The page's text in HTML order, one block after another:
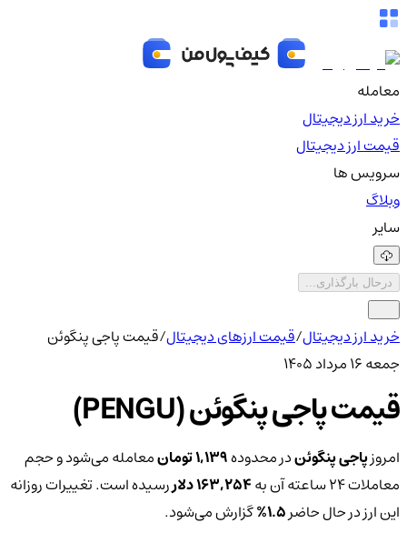
معامله
خرید ارز دیجیتال
قیمت ارز دیجیتال
سرویس ها
وبلاگ
سایر
درحال بارگذاری...
خرید ارز دیجیتال/قیمت ارزهای دیجیتال/قیمت پاجی پنگوئن
جمعه ۱۶ مرداد ۱۴۰۵
قیمت پاجی پنگوئن (PENGU)
امروزپاجی پنگوئندر محدوده1,139 تومان
معامله می‌شود و حجم
معاملات ۲۴ ساعته آن به
163,254 دلار
رسیده است. تغییرات روزانه
این ارز در حال حاضر1.5% گزارش می‌شود.